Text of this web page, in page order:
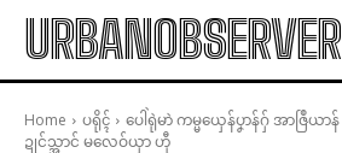
URBANOBSERVER
Home ပရိုၚ်
ပေါဲရုဲမာဲ ကမ္မယှေန်ပၞာန်ဂှ် အာဇြဳယ
ဍုင်သ္အာင် မလေဝ်ယှာ ဟီု